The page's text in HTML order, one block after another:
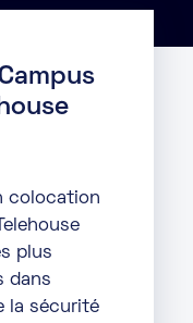
colocation
plus
dans
la sécurité